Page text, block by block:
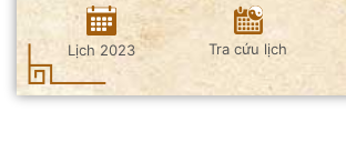
Lịch 2023 Tra cứu lịch